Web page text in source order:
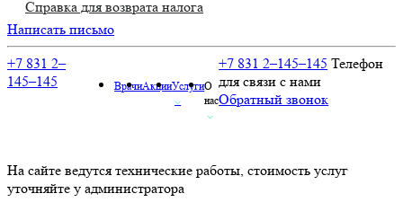
Справка для возврата налога
Написать письмо
+7 831 2–
145–145
ВрачиАкцииУслуги
⌵
О
нас
⌵
+7 831 2–145–145 Телефон
для связи с нами
Обратный звонок
На сайте ведутся технические работы, стоимость услуг
уточняйте у администратора